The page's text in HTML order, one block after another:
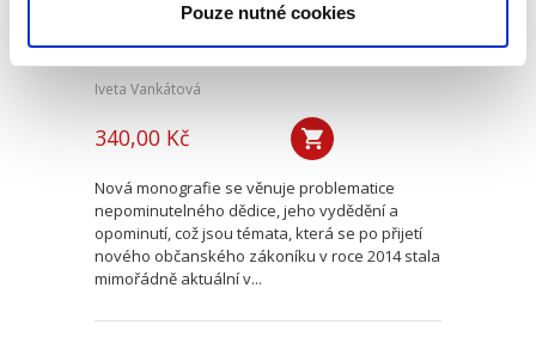
Pouze nutné cookies
Iveta Vankátová
340,00 Kč
Nová monografie se věnuje problematice
nepominutelného dědice, jeho vydědění a
opominutí, což jsou témata, která se po přijetí
nového občanského zákoníku v roce 2014 stala
mimořádně aktuální v...